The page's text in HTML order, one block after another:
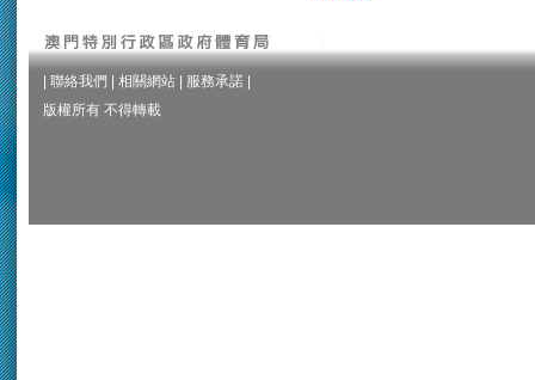
聯絡我們 相關網站 服務承諾
版權所有 不得轉載